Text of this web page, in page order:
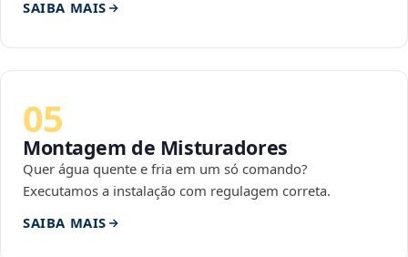
SAIBA MAIS
05
Montagem de Misturadores
Quer água quente e fria em um só comando?
Executamos a instalação com regulagem correta.
SAIBA MAIS